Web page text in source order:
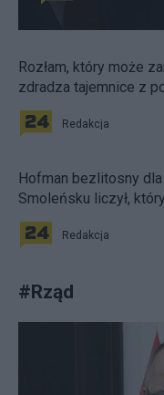
Rozłam, który może
zdradza tajemnice z
Redakcja
Hofman bezlitosny
Smoleńsku liczył,
Redakcja
#Rząd